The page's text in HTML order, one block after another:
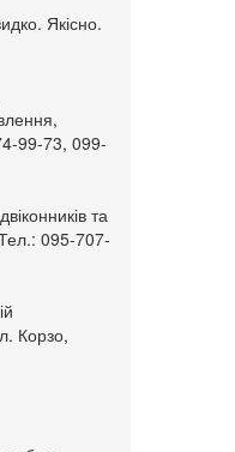
Якісно.
99-73, 099-
та
Тел.: 095-707-
Корзо,